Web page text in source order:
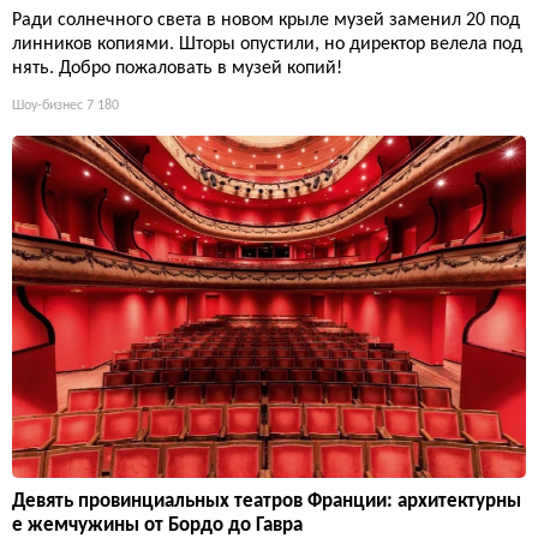
Ради солнечного света в новом крыле музей заменил 20 под
линников копиями. Шторы опустили, но директор велела под
нять. Добро пожаловать в музей копий!
Шоу-бизнес 7 180
Девять провинциальных театров Франции: архитектурны
е жемчужины от Бордо до Гавра